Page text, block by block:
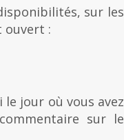
sur les
ouvert :
jour où vous avez
sur le